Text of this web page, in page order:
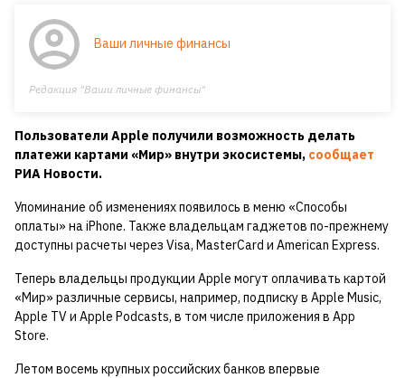
Ваши личные финансы
Редакция "Ваши личные финансы"
Пользователи Apple получили возможность делать
платежи картами «Мир» внутри экосистемы, сообщает
РИА Новости.
Упоминание об изменениях появилось в меню «Способы
оплаты» на iPhone. Также владельцам гаджетов по-прежнему
доступны расчеты через Visa, MasterCard и American Express.
Теперь владельцы продукции Apple могут оплачивать картой
«Мир» различные сервисы, например, подписку в Apple Music,
Apple TV и Apple Podcasts, в том числе приложения в App
Store.
Летом восемь крупных российских банков впервые